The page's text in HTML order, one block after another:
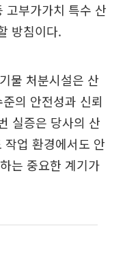
고부가가치 특수 산
방침이다.
물 처분시설은 산
의 안전성과 신뢰
실증은 당사의 산
작업 환경에서도 안
는 중요한 계기가